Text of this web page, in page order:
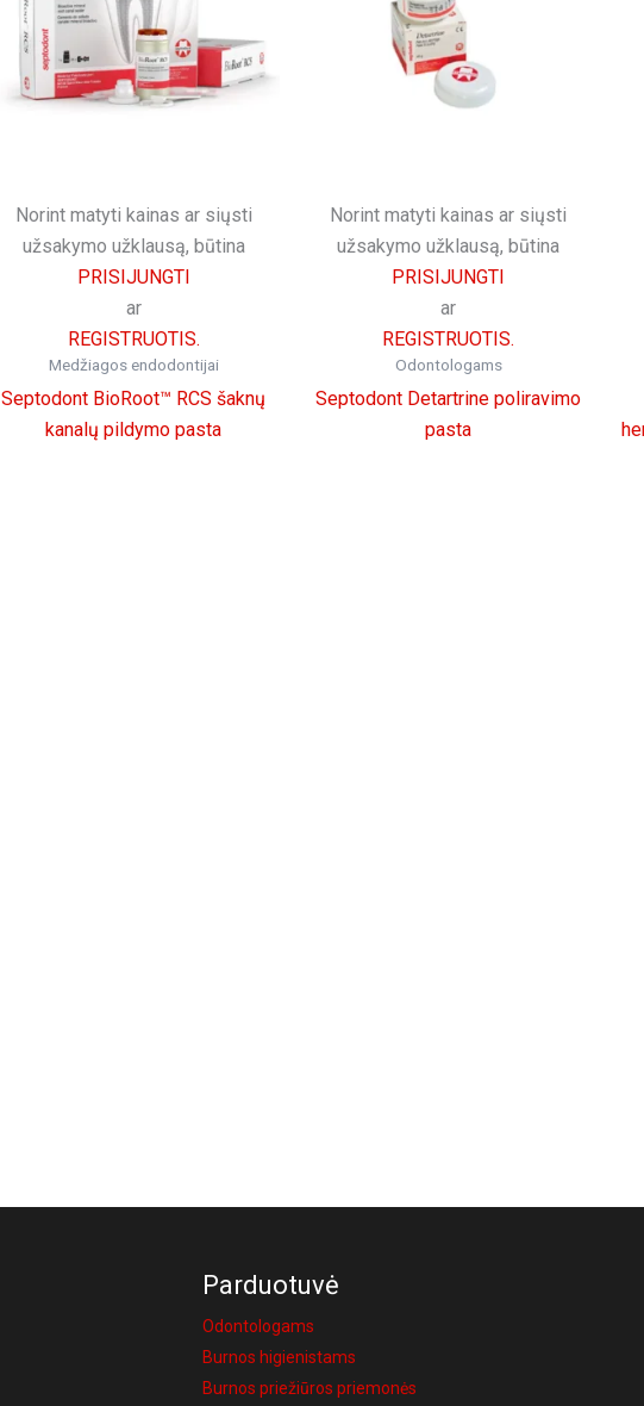
Norint matyti kainas ar siųsti
užsakymo užklausą, būtina
PRISIJUNGTI
ar
REGISTRUOTIS.
Medžiagos endodontijai
Septodont BioRoot™ RCS šaknų
kanalų pildymo pasta
Norint matyti kainas ar siųsti
užsakymo užklausą, būtina
PRISIJUNGTI
ar
REGISTRUOTIS.
Odontologams
Septodont Detartrine poliravimo
pasta
Parduotuvė
Odontologams
Burnos higienistams
Burnos priežiūros priemonės